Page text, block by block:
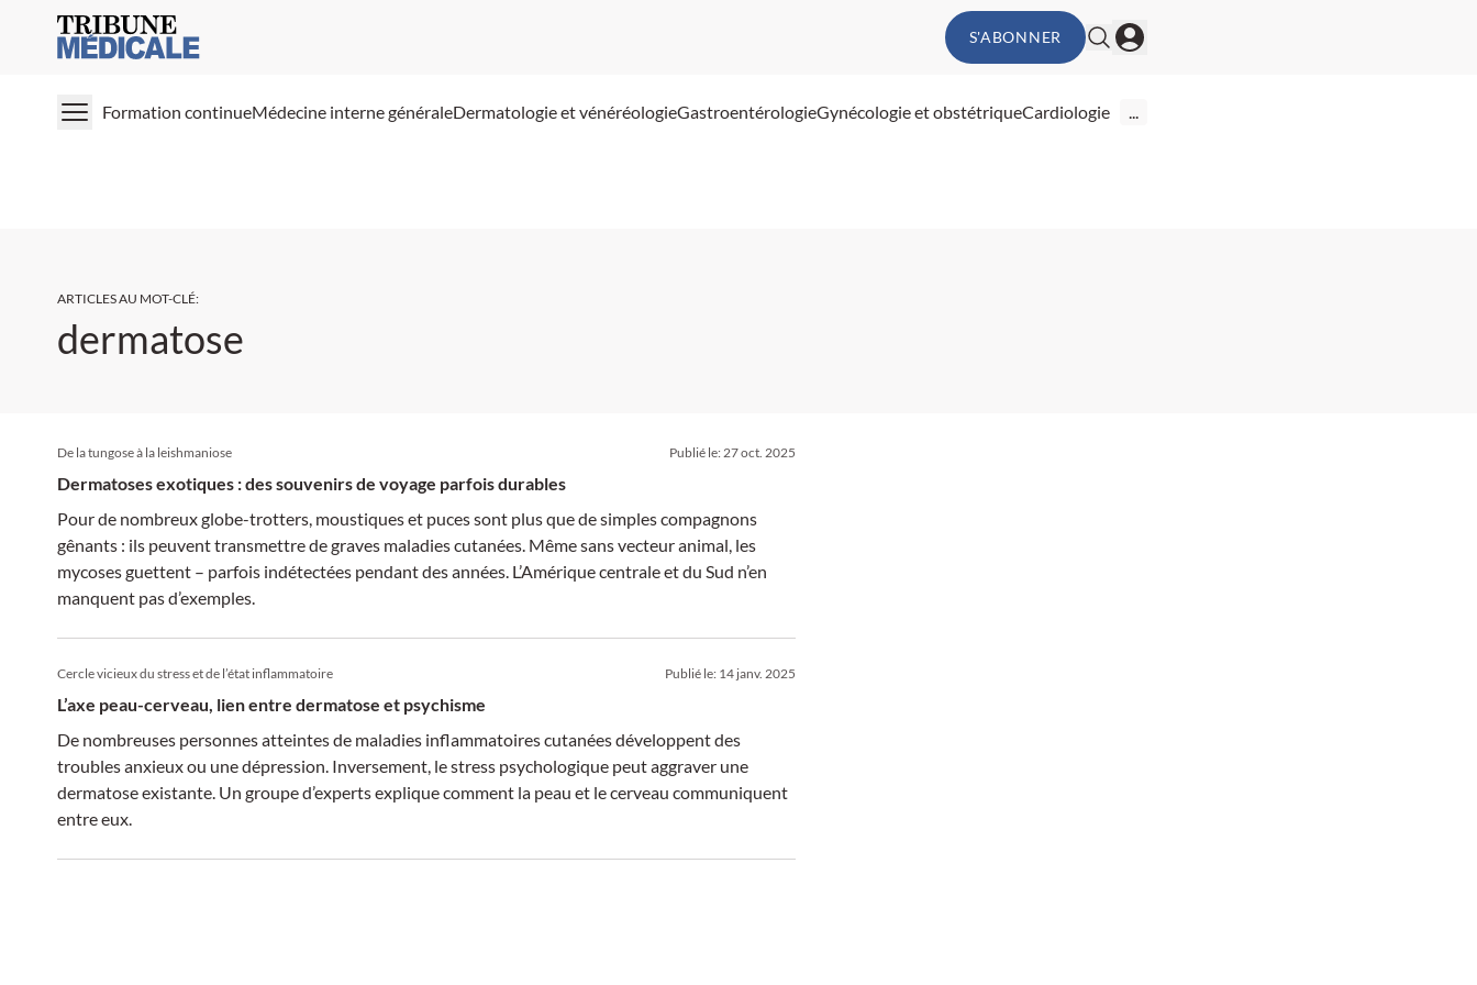
Medical Tribune S'ABONNER
Formation continueMédecine interne généraleDermatologie et vénéréologieGastroentérologieGynécologie et obstétriqueCardiologie ...
ARTICLES AU MOT-CLÉ:
dermatose
De la tungose à la leishmaniose Publié le:27 oct. 2025
Dermatoses exotiques : des souvenirs de voyage parfois durables
Pour de nombreux globe-trotters, moustiques et puces sont plus que de simples compagnons
gênants : ils peuvent transmettre de graves maladies cutanées. Même sans vecteur animal, les
mycoses guettent – parfois indétectées pendant des années. L’Amérique centrale et du Sud n’en
manquent pas d’exemples.
Cercle vicieux du stress et de l’état inflammatoire Publié le: 14 janv. 2025
L’axe peau-cerveau, lien entre dermatose et psychisme
De nombreuses personnes atteintes de maladies inflammatoires cutanées développent des
troubles anxieux ou une dépression. Inversement, le stress psychologique peut aggraver une
dermatose existante. Un groupe d’experts explique comment la peau et le cerveau communiquent
entre eux.